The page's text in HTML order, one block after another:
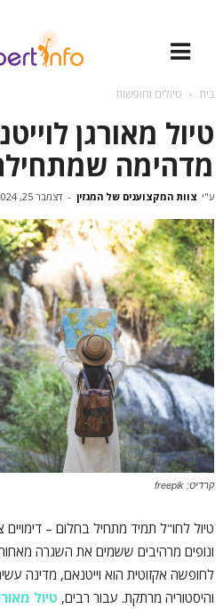
בית טיולים וחופשות
טיול מאורגן
מדהימה
ע"י צוות המקצוענים של המגזין - דצמבר 25, 2024
קרדיט: freepik
טיול לחו"ל תמיד מתחיל בחלום – דימויים
ונופים מרהיבים ששמים את השגרה
לחופשה אקזוטית הוא וייטנאם, מדינה
והיסטוריה מרתקת. עבור רבים, טיול